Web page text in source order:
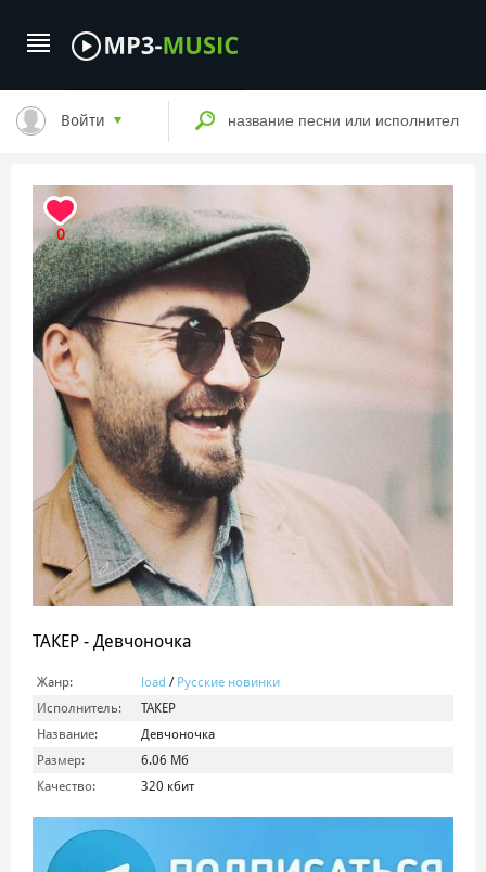
Войти
0
ТАКЕР - Девчоночка
Жанр: load / Русские новинки
Исполнитель:
ТАКЕР
Название:
Девчоночка
Размер:
6.06 Мб
Качество:
320 кбит